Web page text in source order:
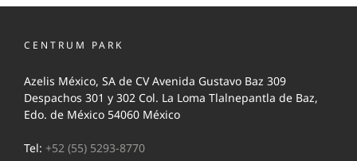
CENTRUM PARK
Azelis México, SA de CV Avenida Gustavo Baz 309
Despachos 301 y 302 Col. La Loma Tlalnepantla de Baz,
Edo. de México 54060 México
Tel: +52 (55) 5293-8770